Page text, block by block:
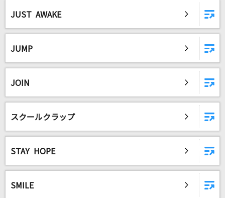
JUST AWAKE
JUMP
JOIN
スクールクラップ
STAY HOPE
SMILE